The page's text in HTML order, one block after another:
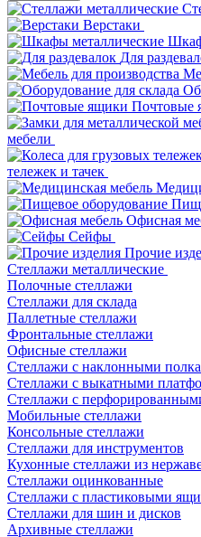
Верстаки
Для
Почтовые
мебели
тележек и тачек
Офисная
Сейфы
Прочие
Стеллажи металлические
Полочные стеллажи
Стеллажи для склада
Паллетные стеллажи
Фронтальные стеллажи
Офисные стеллажи
Стеллажи с наклонными
Стеллажи с выкатными
Стеллажи с
Мобильные стеллажи
Консольные стеллажи
Стеллажи для инструментов
Кухонные стеллажи из
Стеллажи оцинкованные
Стеллажи с пластиковыми
Стеллажи для шин и дисков
Архивные стеллажи